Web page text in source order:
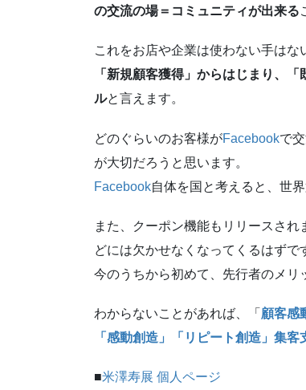
の交流の場＝コミュニティが出来る
これをお店や企業は使わない手はな
「新規顧客獲得」からはじまり、
ルと言えます。
どのぐらいのお客様がFacebookで
が大切だろうと思います。
Facebook自体を国と考えると、世
また、クーポン機能もリリースさ
どには欠かせなくなってくるはずで
今のうちから初めて、先行者のメリ
わからないことがあれば、「 顧客感
「感動創造」「リピート創造」集客
■米澤寿展 個人ページ